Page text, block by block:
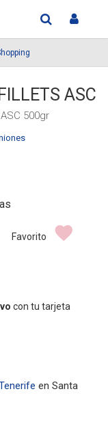
ASC
500gr
Favorito
con tu tarjeta
en Santa